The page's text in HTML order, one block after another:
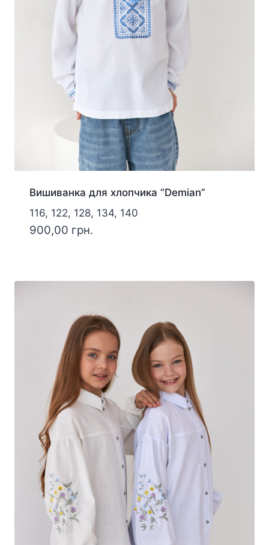
Вишиванка для хлопчика “Demian”
116, 122, 128, 134, 140
900,00 грн.